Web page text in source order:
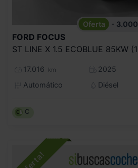
- 3.000
FORD FOCUS
17.016 km
2025
Automático
Diésel
C